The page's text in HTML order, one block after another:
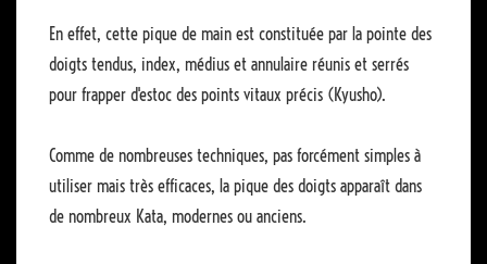
En effet, cette pique de main est constituée par la pointe des
doigts tendus, index, médius et annulaire réunis et serrés
pour frapper d'estoc des points vitaux précis (Kyusho).
Comme de nombreuses techniques, pas forcément simples à
utiliser mais très efficaces, la pique des doigts apparaît dans
de nombreux Kata, modernes ou anciens.